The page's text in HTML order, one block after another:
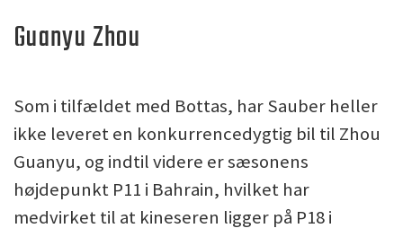
Guanyu Zhou
Som i tilfældet med Bottas, har Sauber heller
ikke leveret en konkurrencedygtig bil til Zhou
Guanyu, og indtil videre er sæsonens
højdepunkt P11 i Bahrain, hvilket har
medvirket til at kineseren ligger på P18 i